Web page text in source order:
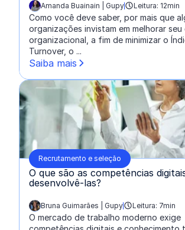
escrito por:
Amanda Buainain | Gupy Leitura: 12min
Como você deve saber, por mais que
organizações invistam em melhorar seu
organizacional, a fim de minimizar o
Turnover, o ...
Saiba mais
Recrutamento e seleção
O que são as competências
desenvolvê-las?
escrito por:
Bruna Guimarães | Gupy Leitura: 7min
O mercado de trabalho moderno exige